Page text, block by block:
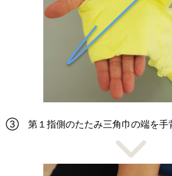
③ 第１指側のたたみ三角巾の端を手